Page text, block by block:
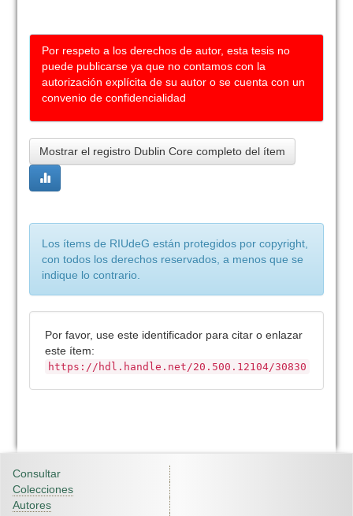
Por respeto a los derechos de autor, esta tesis no
puede publicarse ya que no contamos con la
autorización explícita de su autor o se cuenta con un
convenio de confidencialidad
Mostrar el registro Dublin Core completo del ítem
Los ítems de RIUdeG están protegidos por copyright,
con todos los derechos reservados, a menos que se
indique lo contrario.
Por favor, use este identificador para citar o enlazar
este ítem:
https://hdl.handle.net/20.500.12104/30830
Consultar
Colecciones
Autores